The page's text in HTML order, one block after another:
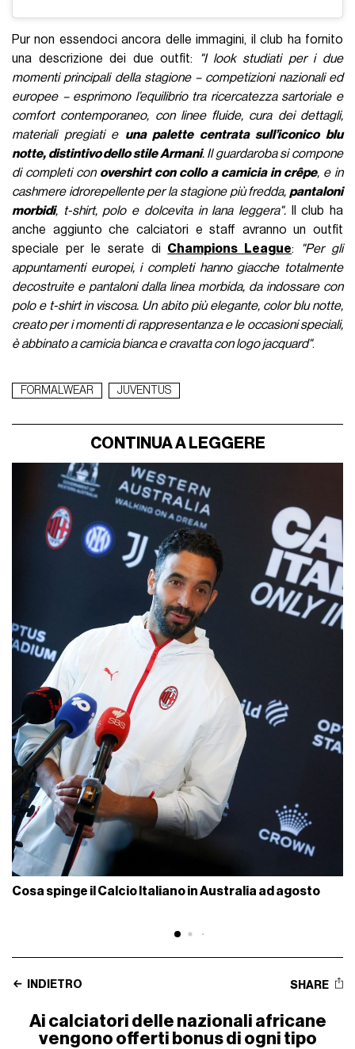
Pur non essendoci ancora delle immagini, il club ha fornito
una descrizione dei due outfit:
"I look studiati per i due
momenti principali della stagione – competizioni nazionali ed
europee – esprimono l’equilibrio tra ricercatezza sartoriale e
comfort contemporaneo, con linee fluide, cura dei dettagli,
materiali pregiati e una palette centrata sull’iconico blu
notte, distintivo dello stile Armani. Il guardaroba si compone
di completi con overshirt con collo a camicia in crêpe, e in
cashmere idrorepellente per la stagione più fredda, pantaloni
morbidi, t-shirt, polo e dolcevita in lana leggera".
Il club ha
anche aggiunto che calciatori e staff avranno un outfit
speciale per le serate di Champions League:
"Per gli
appuntamenti europei, i completi hanno giacche totalmente
decostruite e pantaloni dalla linea morbida, da indossare con
polo e t-shirt in viscosa. Un abito più elegante, color blu notte,
creato per i momenti di rappresentanza e le occasioni speciali,
è abbinato a camicia bianca e cravatta con logo jacquard".
FORMALWEAR JUVENTUS
CONTINUA A LEGGERE
Cosa spinge il Calcio Italiano in Australia ad agosto
INDIETRO SHARE
Ai calciatori delle nazionali africane
vengono offerti bonus di ogni tipo